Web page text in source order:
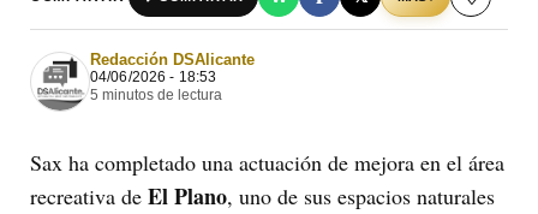
Redacción DSAlicante
04/06/2026 - 18:53
5 minutos de lectura
Sax ha completado una actuación de mejora en el área
recreativa de El Plano, uno de sus espacios naturales